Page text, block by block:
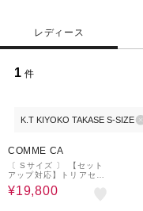
レディース
1 件
K.T KIYOKO TAKASE S-SIZE
COMME CA
〔 Sサイズ 〕 【セット
アップ対応】トリアセテ
ートポリエステルダブル
クロス ノーカラージャケ
¥19,800